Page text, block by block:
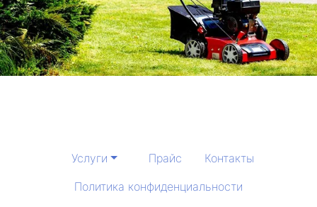
Услуги Прайс
Контакты
Политика конфиденциальности